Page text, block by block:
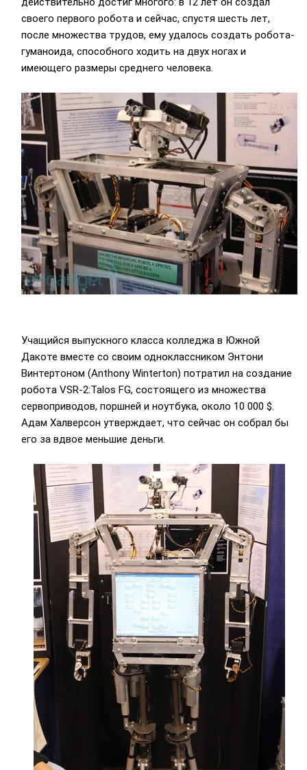
своего первого робота и сейчас, спустя шесть лет,
после множества трудов, ему удалось создать робота-
гуманоида, способного ходить на двух ногах и
имеющего размеры среднего человека.
Учащийся выпускного класса колледжа в Южной
Дакоте вместе со своим одноклассником Энтони
Винтертоном (Anthony Winterton) потратил на создание
робота VSR-2:Talos FG, состоящего из множества
сервоприводов, поршней и ноутбука, около 10 000 $.
Адам Халверсон утверждает, что сейчас он собрал бы
его за вдвое меньшие деньги.